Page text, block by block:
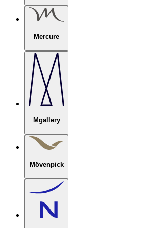
Mercure
Mgallery
Mövenpick